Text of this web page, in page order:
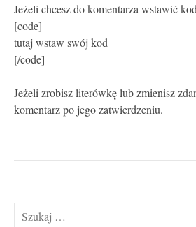
Jeżeli chcesz do komentarza wstawić
[code]
tutaj wstaw swój kod
[/code]
Jeżeli zrobisz literówkę lub zmienisz
komentarz po jego zatwierdzeniu.
Szukaj: